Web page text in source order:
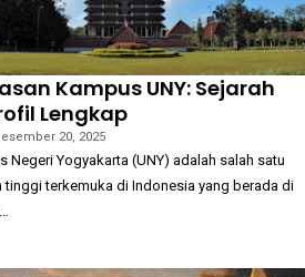
Kampus UNY: Sejarah
Lengkap
20, 2025
Negeri Yogyakarta (UNY) adalah salah satu
tinggi terkemuka di Indonesia yang berada di